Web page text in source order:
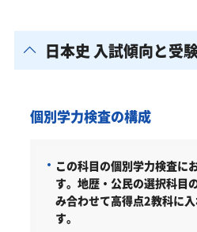
日本史 入試傾向と受
個別学力検査の構成
この科目の個別学力検査に
す。地歴・公民の選択科目
み合わせて高得点2教科に
す。